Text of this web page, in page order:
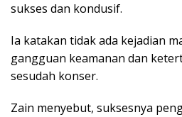
sukses dan kondusif.
Ia katakan tidak ada kejadian
gangguan keamanan dan
sesudah konser.
Zain menyebut, suksesnya